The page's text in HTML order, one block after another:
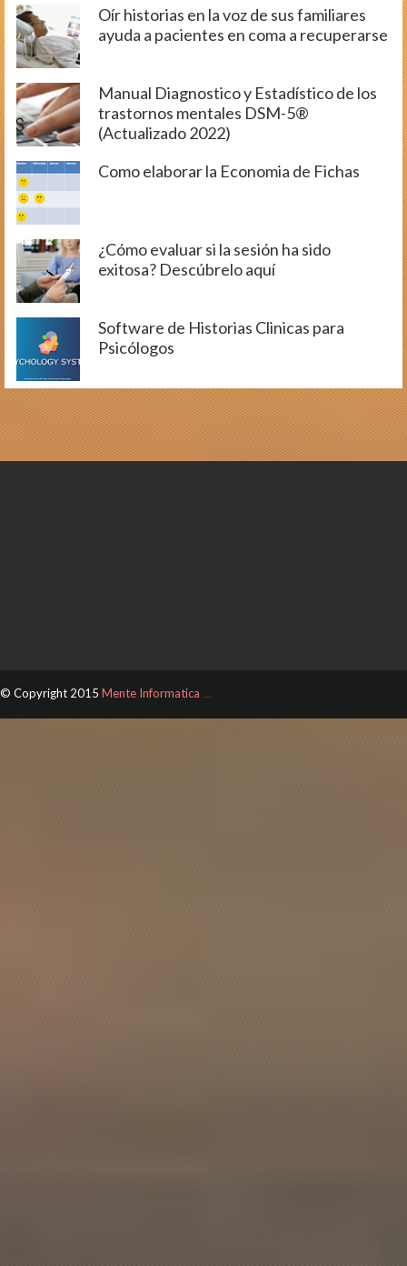
Oír historias en la voz de sus familiares
ayuda a pacientes en coma a recuperarse
Manual Diagnostico y Estadístico de los
trastornos mentales DSM-5®
(Actualizado 2022)
Como elaborar la Economia de Fichas
¿Cómo evaluar si la sesión ha sido
exitosa? Descúbrelo aquí
Software de Historias Clinicas para
Psicólogos
© Copyright 2015 Mente Informatica